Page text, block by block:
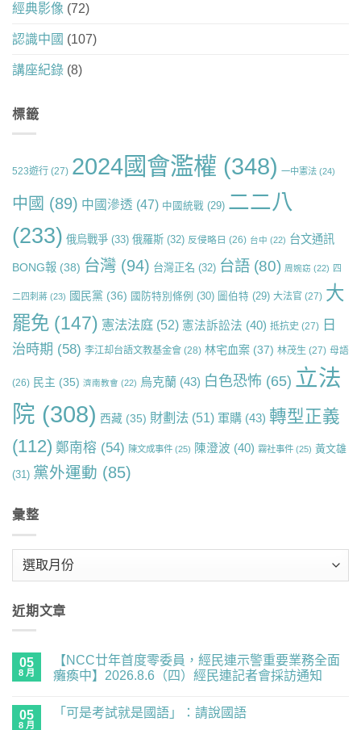
經典影像 (72)
認識中國 (107)
講座紀錄 (8)
標籤
523遊行 (27) 2024國會濫權 (348) 一中憲法 (24)
中國 (89) 中國滲透 (47) 中國統戰 (29) 二二八
(233) 俄烏戰爭 (33) 俄羅斯 (32) 反侵略日 (26) 台中 (22) 台文通訊
BONG報 (38) 台灣 (94) 台灣正名 (32) 台語 (80) 周婉窈 (22) 四
二四刺蔣 (23) 國民黨 (36) 國防特別條例 (30) 圖伯特 (29) 大法官 (27) 大
罷免 (147) 憲法法庭 (52) 憲法訴訟法 (40) 抵抗史 (27) 日
治時期 (58) 李江却台語文教基金會 (28) 林宅血案 (37) 林茂生 (27) 母語
(26) 民主 (35) 濟南教會 (22) 烏克蘭 (43) 白色恐怖 (65) 立法
院 (308) 西藏 (35) 財劃法 (51) 軍購 (43) 轉型正義
(112) 鄭南榕 (54) 陳文成事件 (25) 陳澄波 (40) 霧社事件 (25) 黃文雄
(31) 黨外運動 (85)
彙整
近期文章
05
8 月
【NCC廿年首度零委員，經民連示警重要業務全面
癱瘓中】2026.8.6（四）經民連記者會採訪通知
05
8 月
「可是考試就是國語」：請說國語